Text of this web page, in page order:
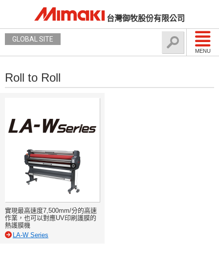
台灣御牧股份有限公司
MENU
GLOBAL SITE
Roll to Roll
實現最高速度7,500mm/分的高速
作業，也可以對應UV印刷護膜的
熱護膜機
LA-W Series